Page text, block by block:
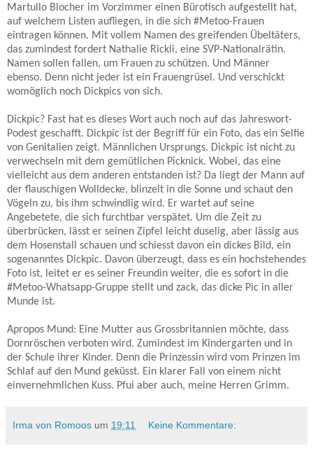
Martullo Blocher im Vorzimmer einen Bürotisch aufgestellt hat,
auf welchem Listen aufliegen, in die sich #Metoo-Frauen
eintragen können. Mit vollem Namen des greifenden Übeltäters,
das zumindest fordert Nathalie Rickli, eine SVP-Nationalrätin.
Namen sollen fallen, um Frauen zu schützen. Und Männer
ebenso. Denn nicht jeder ist ein Frauengrüsel. Und verschickt
womöglich noch Dickpics von sich.
Dickpic? Fast hat es dieses Wort auch noch auf das Jahreswort-
Podest geschafft. Dickpic ist der Begriff für ein Foto, das ein Selfie
von Genitalien zeigt. Männlichen Ursprungs. Dickpic ist nicht zu
verwechseln mit dem gemütlichen Picknick. Wobei, das eine
vielleicht aus dem anderen entstanden ist? Da liegt der Mann auf
der flauschigen Wolldecke, blinzelt in die Sonne und schaut den
Vögeln zu, bis ihm schwindlig wird. Er wartet auf seine
Angebetete, die sich furchtbar verspätet. Um die Zeit zu
überbrücken, lässt er seinen Zipfel leicht duselig, aber lässig aus
dem Hosenstall schauen und schiesst davon ein dickes Bild, ein
sogenanntes Dickpic. Davon überzeugt, dass es ein hochstehendes
Foto ist, leitet er es seiner Freundin weiter, die es sofort in die
#Metoo-Whatsapp-Gruppe stellt und zack, das dicke Pic in aller
Munde ist.
Apropos Mund: Eine Mutter aus Grossbritannien möchte, dass
Dornröschen verboten wird. Zumindest im Kindergarten und in
der Schule ihrer Kinder. Denn die Prinzessin wird vom Prinzen im
Schlaf auf den Mund geküsst. Ein klarer Fall von einem nicht
einvernehmlichen Kuss. Pfui aber auch, meine Herren Grimm.
Irma von Romoos um 19:11 Keine Kommentare: